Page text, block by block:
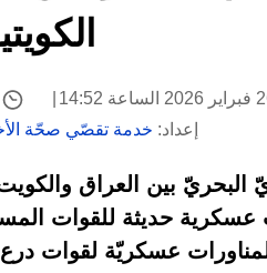
إعداد: خدمة تقصّي صحّة
بين العراق
عسكرية حديثة للقوات
عسكريّة لقوات درع